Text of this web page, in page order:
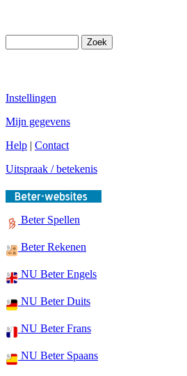
Instellingen
Mijn gegevens
Help | Contact
Uitspraak / betekenis
Beter Spellen
Beter Rekenen
NU Beter Engels
NU Beter Duits
NU Beter Frans
NU Beter Spaans